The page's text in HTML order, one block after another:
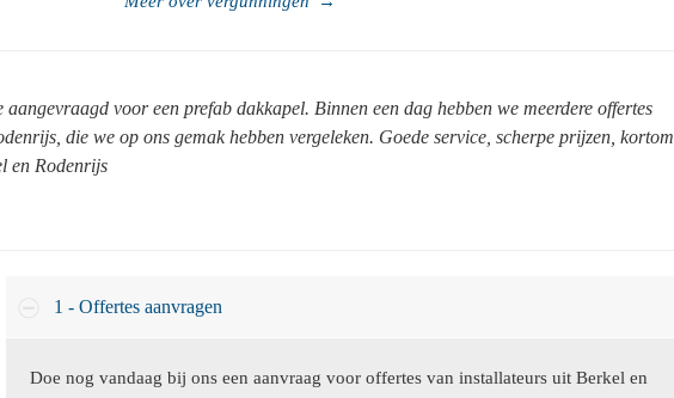
voor een prefab dakkapel. Binnen een dag hebben we meerdere offertes
die we op ons gemak hebben vergeleken. Goede service, scherpe prijzen, kortom
en Rodenrijs
1 - Offertes aanvragen
Doe nog vandaag bij ons een aanvraag voor offertes van installateurs uit Berkel en